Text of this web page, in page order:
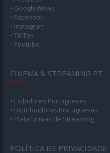
• Google News
• Facebook
• Instagram
• TikTok
• Youtube
CINEMA & STREAMING PT
• Exibidores Portugueses
• Distribuidoras Portuguesas
• Plataformas de Streaming
POLÍTICA DE PRIVACIDADE